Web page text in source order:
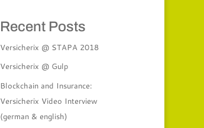
Recent Posts
Versicherix @ STAPA 2018
Versicherix @ Gulp
Blockchain and Insurance:
Versicherix Video Interview
(german & english)